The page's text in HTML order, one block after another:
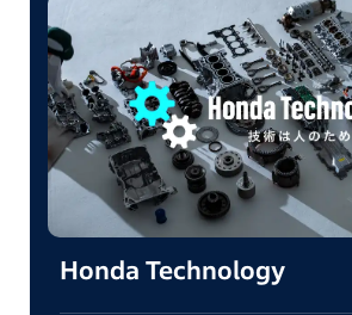
Honda Technology